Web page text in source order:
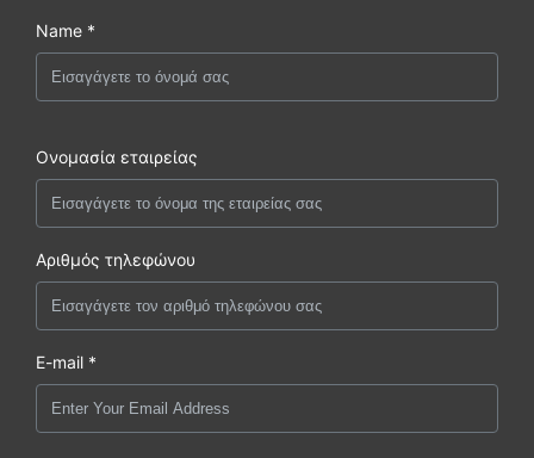
Name *
Ονομασία εταιρείας
Αριθμός τηλεφώνου
E-mail *